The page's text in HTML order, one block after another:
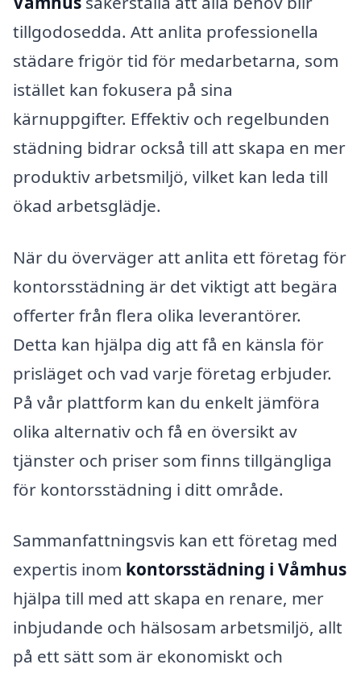
tillgodosedda. Att anlita professionella
städare frigör tid för medarbetarna, som
istället kan fokusera på sina
kärnuppgifter. Effektiv och regelbunden
städning bidrar också till att skapa en mer
produktiv arbetsmiljö, vilket kan leda till
ökad arbetsglädje.
När du överväger att anlita ett företag för
kontorsstädning är det viktigt att begära
offerter från flera olika leverantörer.
Detta kan hjälpa dig att få en känsla för
prisläget och vad varje företag erbjuder.
På vår plattform kan du enkelt jämföra
olika alternativ och få en översikt av
tjänster och priser som finns tillgängliga
för kontorsstädning i ditt område.
Sammanfattningsvis kan ett företag med
expertis inom kontorsstädning i Våmhus
hjälpa till med att skapa en renare, mer
inbjudande och hälsosam arbetsmiljö, allt
på ett sätt som är ekonomiskt och